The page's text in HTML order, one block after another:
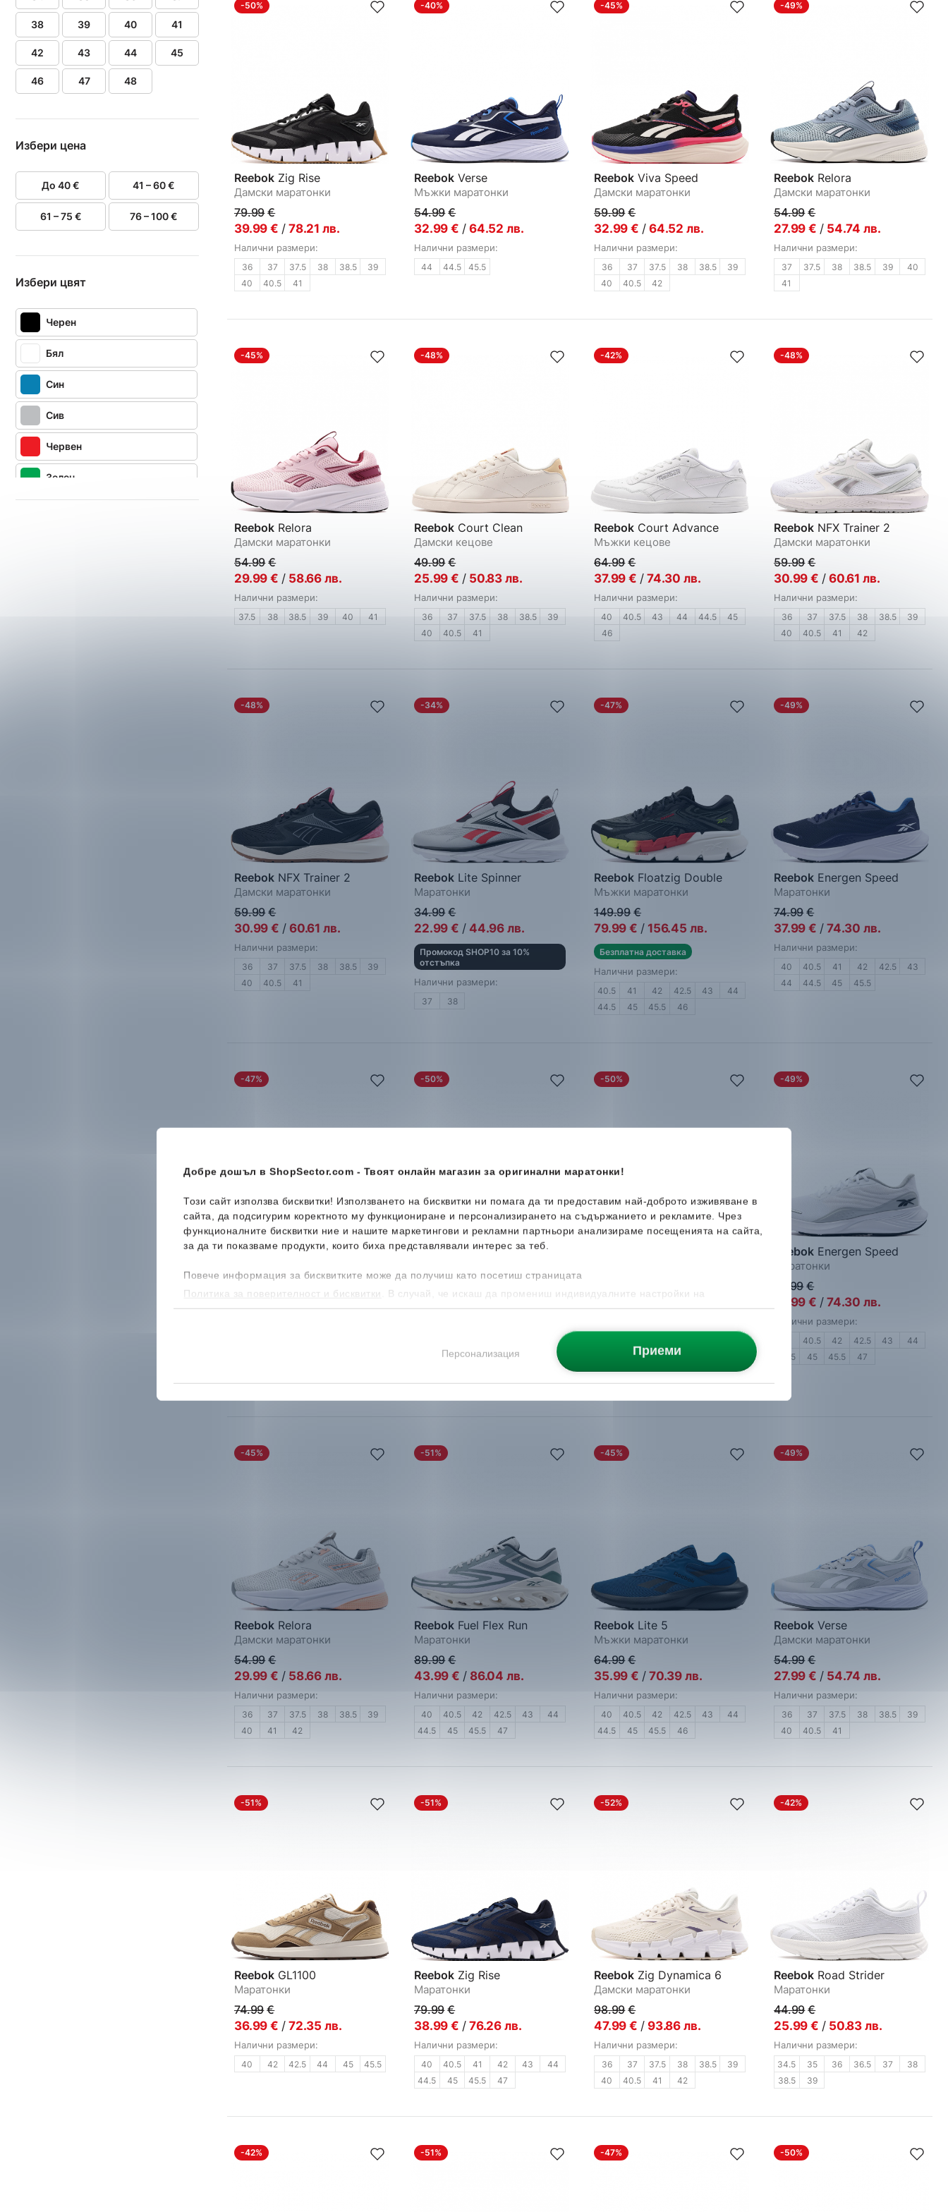
Добре дошъл в ShopSector.com - Твоят онлайн магазин за оригинални маратонки!
Този сайт използва бисквитки! Използването на бисквитки ни помага да ти предоставим най-доброто изживяване в
сайта, да подсигурим коректното му функциониране и персонализирането на съдържанието и рекламите. Чрез
функционалните бисквитки ние и нашите маркетингови и рекламни партньори анализираме посещенията на сайта,
за да ти показваме продукти, които биха представлявали интерес за теб.
Повече информация за бисквитките може да получиш като посетиш страницата
Политика за поверителност и бисквитки
. В случай, че искаш да промениш индивидуалните настройки на
бисквитките, можеш да го направиш от опцията за Персонализация.
Приеми
Персонализация
38 39 40 41
42 43 44 45
46 47 48
Избери цена
До 40 € 41 – 60 €
61 – 75 € 76 – 100 €
Избери цвят
Черен
Бял
Син
Сив
Червен
Зелен
-50%
Reebok Zig Rise
Дамски маратонки
79.99 €
39.99 € / 78.21 лв.
Налични размери:
36 37 37.5 38 38.5
39
40
40.5 41
-40%
Reebok Verse
Мъжки маратонки
54.99 €
32.99 € / 64.52 лв.
Налични размери:
44 44.5 45.5
-45%
Reebok Viva Speed
Дамски маратонки
59.99 €
32.99 € / 64.52 лв.
Налични размери:
36 37 37.5 38 38.5
39
40
40.5 42
-49%
Reebok Relora
Дамски маратонки
54.99 €
27.99 € / 54.74 лв.
Налични размери:
37 37.5 38 38.5 39
40
41
-45%
Reebok Relora
Дамски маратонки
54.99 €
29.99 € / 58.66 лв.
Налични размери:
37.5 38 38.5 39 40 41
-48%
Reebok Court Clean
Дамски кецове
49.99 €
25.99 € / 50.83 лв.
Налични размери:
36 37 37.5 38 38.5
39
40
40.5 41
-42%
Reebok Court Advance
Мъжки кецове
64.99 €
37.99 € / 74.30 лв.
Налични размери:
40 40.5 43 44 44.5
45
46
-48%
Reebok NFX Trainer 2
Дамски маратонки
59.99 €
30.99 € / 60.61 лв.
Налични размери:
36 37 37.5 38 38.5
39
40
40.5 41 42
-48%
Reebok NFX Trainer 2
Дамски маратонки
59.99 €
30.99 € / 60.61 лв.
Налични размери:
36 37 37.5 38 38.5
39
40
40.5 41
-34%
Reebok Lite Spinner
Маратонки
34.99 €
22.99 € / 44.96 лв.
Промокод SHOP10 за 10%
отстъпка
Налични размери:
37 38
-47%
Reebok Floatzig Double
Мъжки маратонки
149.99 €
79.99 € / 156.45 лв.
Безплатна доставка
Налични размери:
40.5 41 42 42.5 43
44
44.5
45 45.5 46
-49%
Reebok Energen Speed
Маратонки
74.99 €
37.99 € / 74.30 лв.
Налични размери:
40 40.5 41 42 42.5
43
44
44.5 45 45.5
-47%
ReebokZignition
-50%
ReebokEngine A 26 SE
-50% -49%
Reebok Energen Speed
Маратонки
74.99 €
37.99 € / 74.30 лв.
Налични размери:
40.5 42 42.5 43
44
44.5
45 45.5 47
-45%
Reebok Relora
Дамски маратонки
54.99 €
29.99 € / 58.66 лв.
Налични размери:
36 37 37.5 38 38.5
39
40
41 42
-51%
Reebok Fuel Flex Run
Маратонки
89.99 €
43.99 € / 86.04 лв.
Налични размери:
40 40.5 42 42.5 43
44
44.5
45 45.5 47
-45%
Reebok Lite 5
Мъжки маратонки
64.99 €
35.99 € / 70.39 лв.
Налични размери:
40 40.5 42 42.5 43
44
44.5
45 45.5 46
-49%
Reebok Verse
Дамски маратонки
54.99 €
27.99 € / 54.74 лв.
Налични размери:
36 37 37.5 38 38.5
39
40
40.5 41
-51%
Reebok GL1100
Маратонки
74.99 €
36.99 € / 72.35 лв.
Налични размери:
40 42 42.5 44 45 45.5
-51%
Reebok Zig Rise
Маратонки
79.99 €
38.99 € / 76.26 лв.
Налични размери:
40 40.5 41 42 43
44
44.5
45 45.5 47
-52%
Reebok Zig Dynamica 6
Дамски маратонки
98.99 €
47.99 € / 93.86 лв.
Налични размери:
36 37 37.5 38 38.5
39
40
40.5 41 42
-42%
Reebok Road Strider
Маратонки
44.99 €
25.99 € / 50.83 лв.
Налични размери:
34.5 35 36 36.5 37
38
38.5
39
-42% -51% -47% -50%